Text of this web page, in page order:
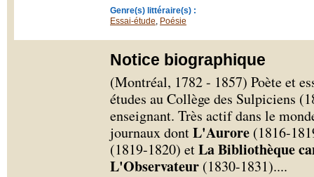
Genre(s) littéraire(s) :
Essai-étude, Poésie
Notice biographique
(Montréal, 1782 - 1857) Poète et
études au Collège des Sulpiciens
enseignant. Très actif dans le
journaux dontL'Aurore (1816-
(1819-1820) etLa Bibliothèque
L'Observateur (1830-1831)....